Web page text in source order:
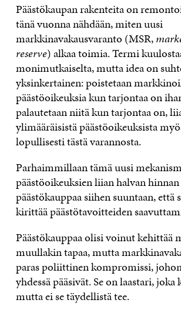
Päästökaupan rakenteita on
tänä vuonna nähdään, miten uusi
markkinavakausvaranto (MSR,
reserve) alkaa toimia. Termi
monimutkaiselta, mutta idea on
yksinkertainen: poistetaan
päästöoikeuksia kun tarjontaa on
palautetaan niitä kun tarjontaa on,
ylimääräisistä päästöoikeuksista
lopullisesti tästä varannosta.
Parhaimmillaan tämä uusi
päästöoikeuksien liian halvan
päästökauppaa siihen suuntaan, että
kirittää päästötavoitteiden
Päästökauppaa olisi voinut kehittää
muullakin tapaa, mutta
paras poliittinen kompromissi,
yhdessä pääsivät. Se on laastari,
mutta ei se täydellistä tee.